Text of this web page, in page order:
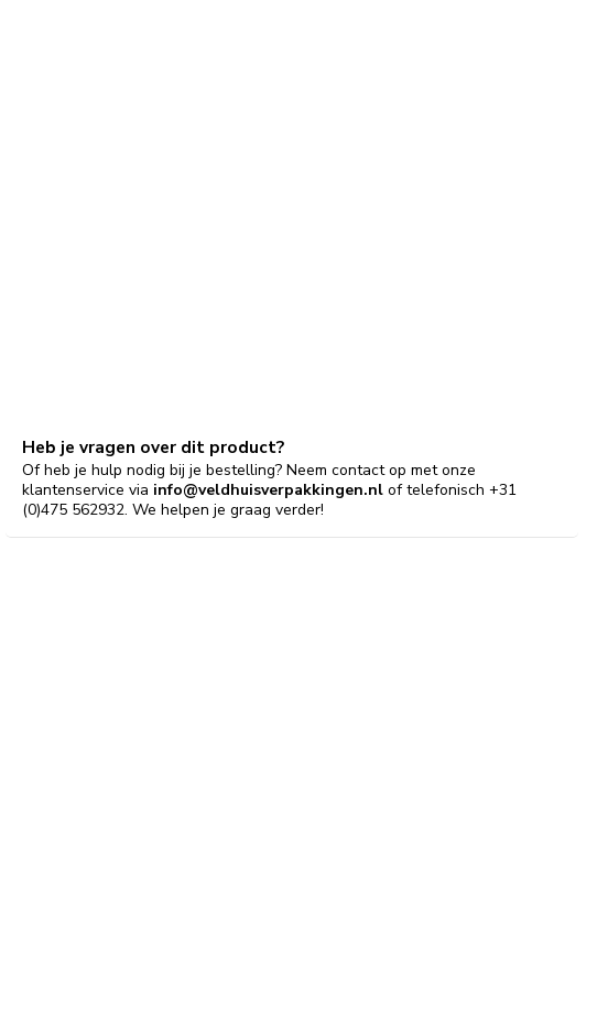
Heb je vragen over dit product?
Of heb je hulp nodig bij je bestelling? Neem contact op met onze
klantenservice via info@veldhuisverpakkingen.nl of telefonisch +31
(0)475 562932. We helpen je graag verder!